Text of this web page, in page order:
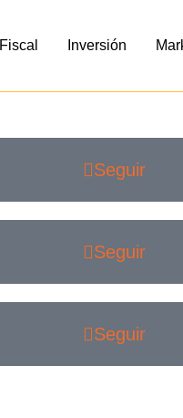
Fiscal Inversión
Seguir
Seguir
Seguir